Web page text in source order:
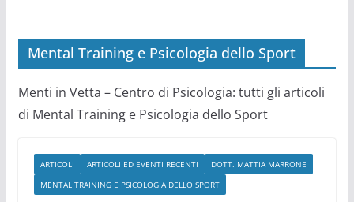
Mental Training e Psicologia dello Sport
Menti in Vetta – Centro di Psicologia: tutti gli articoli
di Mental Training e Psicologia dello Sport
ARTICOLI ARTICOLI ED EVENTI RECENTI
DOTT. MATTIA MARRONE
MENTAL TRAINING E PSICOLOGIA DELLO SPORT